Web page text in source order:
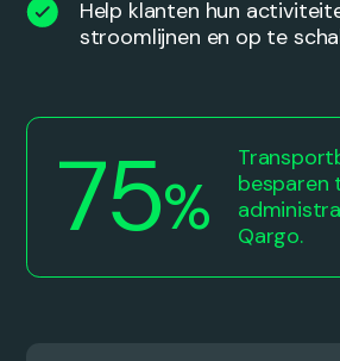
Help klanten hun
stroomlijnen en op te
6
7
0
4
5
0
%
besparen
Qargo.